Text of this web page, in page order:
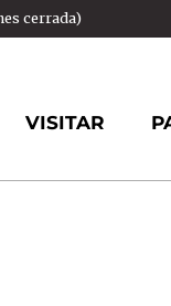
cerrada)
VISITAR